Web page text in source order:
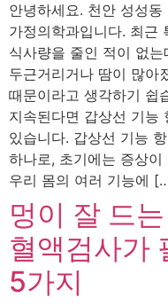
안녕하세요. 천안 성성동
가정의학과입니다. 최근
식사량을 줄인 적이 없
두근거리거나 땀이 많아
때문이라고 생각하기 쉽
지속된다면 갑상선 기능
있습니다. 갑상선 기능
하나로, 초기에는 증상
우리 몸의 여러 기능에
멍이 잘 드
혈액검사가
5가지